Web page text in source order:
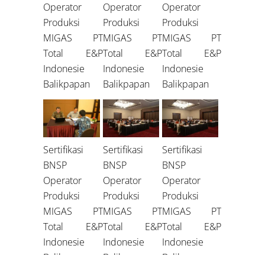
Operator
Produksi
MIGAS PT
Total E&P
Indonesie
Balikpapan
Operator
Produksi
MIGAS PT
Total E&P
Indonesie
Balikpapan
Operator
Produksi
MIGAS PT
Total E&P
Indonesie
Balikpapan
Sertifikasi
BNSP
Operator
Produksi
MIGAS PT
Total E&P
Indonesie
Sertifikasi
BNSP
Operator
Produksi
MIGAS PT
Total E&P
Indonesie
Sertifikasi
BNSP
Operator
Produksi
MIGAS PT
Total E&P
Indonesie